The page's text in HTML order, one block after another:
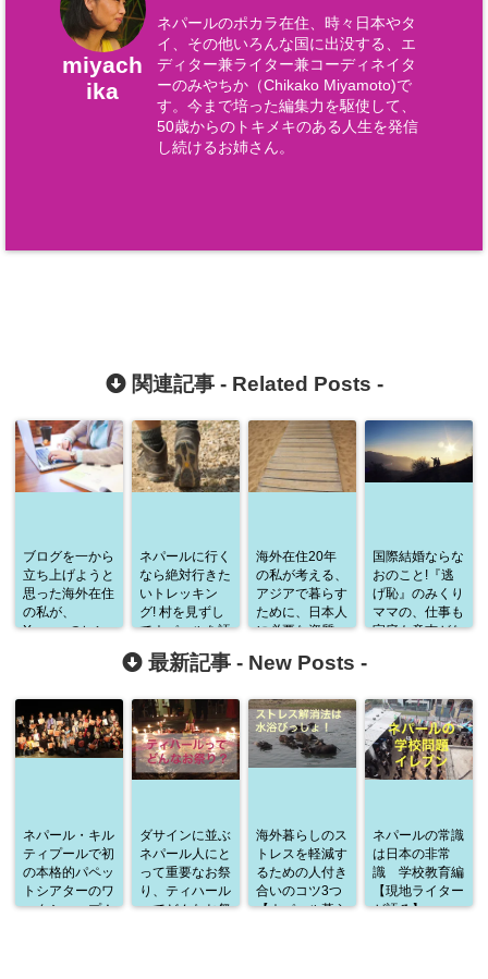
miyach
ika
ネパールのポカラ在住、時々日本やタ
イ、その他いろんな国に出没する、エ
ディター兼ライター兼コーディネイタ
ーのみやちか（Chikako Miyamoto)で
す。今まで培った編集力を駆使して、
50歳からのトキメキのある人生を発信
し続けるお姉さん。
関連記事 - Related Posts -
ブログを一から
立ち上げようと
思った海外在住
の私が、
Xserverのレン
ネパールに行く
なら絶対行きた
いトレッキン
グ! 村を見ずし
てネパールを語
ることなかれ！
海外在住20年
の私が考える、
アジアで暮らす
ために、日本人
に必要な資質
国際結婚ならな
おのこと!『逃
げ恥』のみくり
ママの、仕事も
家庭も意志がな
最新記事 - New Posts -
ネパール・キル
ティプールで初
の本格的パペッ
トシアターのワ
ークショップ！
ダサインに並ぶ
ネパール人にと
って重要なお祭
り、ティハール
ってどんなお祭
海外暮らしのス
トレスを軽減す
るための人付き
合いのコツ3つ
【ネパール暮ら
ネパールの常識
は日本の非常
識 学校教育編
【現地ライター
が語る】